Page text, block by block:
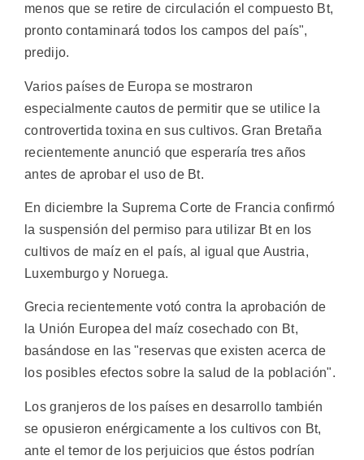
menos que se retire de circulación el compuesto Bt,
pronto contaminará todos los campos del país",
predijo.
Varios países de Europa se mostraron
especialmente cautos de permitir que se utilice la
controvertida toxina en sus cultivos. Gran Bretaña
recientemente anunció que esperaría tres años
antes de aprobar el uso de Bt.
En diciembre la Suprema Corte de Francia confirmó
la suspensión del permiso para utilizar Bt en los
cultivos de maíz en el país, al igual que Austria,
Luxemburgo y Noruega.
Grecia recientemente votó contra la aprobación de
la Unión Europea del maíz cosechado con Bt,
basándose en las "reservas que existen acerca de
los posibles efectos sobre la salud de la población".
Los granjeros de los países en desarrollo también
se opusieron enérgicamente a los cultivos con Bt,
ante el temor de los perjuicios que éstos podrían